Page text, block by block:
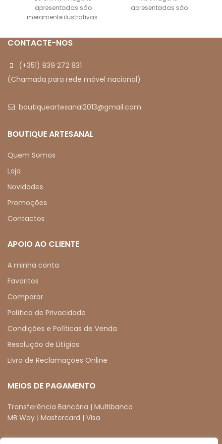
apresentadas são
meramente ilustrativas.
apresentadas são
CONTACTE-NOS
(+351) 939 272 831
(Chamada para rede móvel nacional)
boutiqueartesanal2013@gmail.com
BOUTIQUE ARTESANAL
Quem Somos
Loja
Novidades
Promoções
Contactos
APOIO AO CLIENTE
A minha conta
Favoritos
Comparar
Política de Privacidade
Condições e Políticas de Venda
Resolução de Litígios
Livro de Reclamações Online
MEIOS DE PAGAMENTO
Transferência Bancária | Multibanco
MB Way | Mastercard | Visa